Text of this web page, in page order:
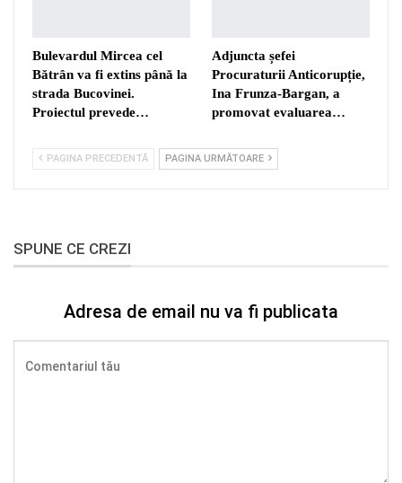
Bulevardul Mircea cel
Bătrân va fi extins până la
strada Bucovinei.
Proiectul prevede…
Adjuncta șefei
Procuraturii Anticorupție,
Ina Frunza-Bargan, a
promovat evaluarea…
PAGINA PRECEDENTĂ PAGINA URMĂTOARE
SPUNE CE CREZI
Adresa de email nu va fi publicata